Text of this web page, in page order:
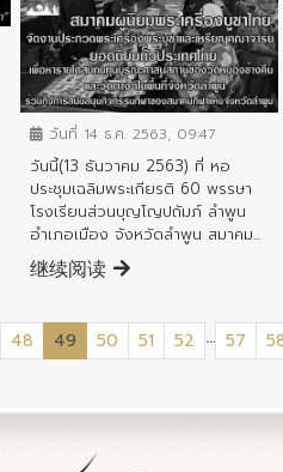
ข่าวประชาสัมพันธ์
วันที่ 14 ธ.ค. 2563, 09:47
วันนี้(13 ธันวาคม 2563) ที่ หอ
ประชุมเฉลิมพระเกียรติ 60 พรรษา
โรงเรียนส่วนบุญโญปถัมภ์ ลำพูน
อำเภอเมือง จังหวัดลำพูน สมาคม...
继续阅读
48 49 (current)
50 51 52 ... 57